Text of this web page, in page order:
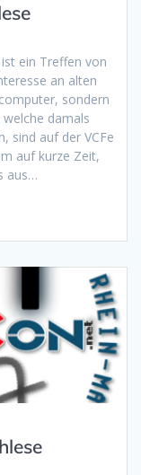
ein Treffen von
an alten
sondern
damals
sind auf der VCFe
auf kurze Zeit,
aus…